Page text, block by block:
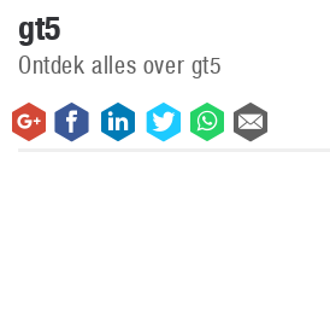
gt5
Ontdek alles over gt5